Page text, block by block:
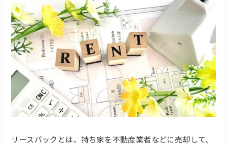
リースバックとは、持ち家を不動産業者などに売却して、